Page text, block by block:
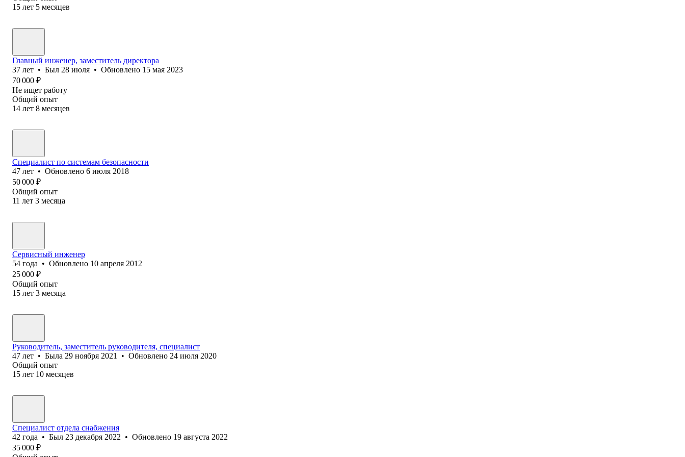
15 лет 5 месяцев
Главный инженер, заместитель директора
37 лет • Был 28 июля • Обновлено 15 мая 2023
70 000 ₽
Не ищет работу
Общий опыт
14 лет 8 месяцев
Специалист по системам безопасности
47 лет • Обновлено 6 июля 2018
50 000 ₽
Общий опыт
11 лет 3 месяца
Сервисный инженер
54 года • Обновлено 10 апреля 2012
25 000 ₽
Общий опыт
15 лет 3 месяца
Руководитель, заместитель руководителя, специалист
47 лет • Была 29 ноября 2021 • Обновлено 24 июля 2020
Общий опыт
15 лет 10 месяцев
Специалист отдела снабжения
42 года • Был 23 декабря 2022 • Обновлено 19 августа 2022
35 000 ₽